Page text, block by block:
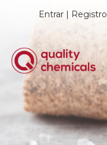
Entrar | Registro